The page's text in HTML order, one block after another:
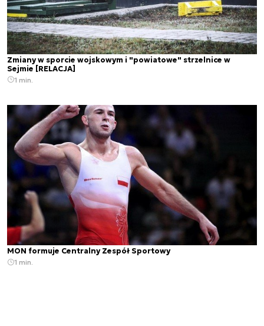
Zmiany w sporcie wojskowym i "powiatowe" strzelnice w
Sejmie [RELACJA]
1 min.
MON formuje Centralny Zespół Sportowy
1 min.